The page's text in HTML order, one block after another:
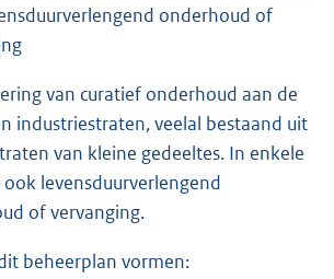
onderhoud of
van curatief onderhoud aan de
industriestraten, veelal bestaand uit
van kleine gedeeltes. In enkele
ook levensduurverlengend
of vervanging.
beheerplan vormen: